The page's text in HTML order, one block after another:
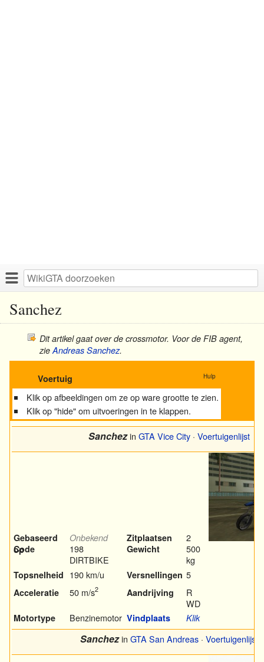
Sanchez
Dit artikel gaat over de crossmotor. Voor de FIB agent,
zie Andreas Sanchez.
Voertuig Hulp
Klik op afbeeldingen om ze op ware grootte te zien.
Klik op "hide" om uitvoeringen in te klappen.
Sanchezin GTA Vice City · Voertuigenlijst
Gebaseerd
op
Onbekend Zitplaatsen 2
Code
198
DIRTBIKE
Gewicht
500
kg
Topsnelheid 190 km/u Versnellingen 5
Acceleratie 50 m/s2 Aandrijving
R
WD
Motortype Benzinemotor Vindplaats Klik
Sanchezin GTA San Andreas · Voertuigenlijst